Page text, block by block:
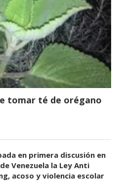
tomar té de orégano
en primera discusión en
Venezuela la Ley Anti
acoso y violencia escolar